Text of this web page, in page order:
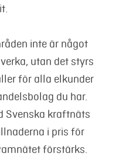
inte är något
utan det styrs
för alla elkunder
du har.
Svenska kraftnäts
i pris för
förstärks.